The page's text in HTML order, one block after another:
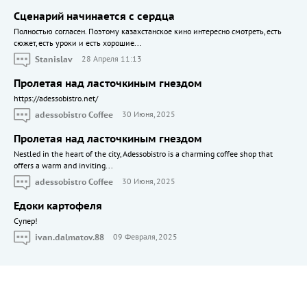
Сценарий начинается с сердца
Полностью согласен. Поэтому казахстанское кино интересно смотреть, есть
сюжет, есть уроки и есть хорошие...
Stanislav
28 Апреля 11:13
Пролетая над ласточкиным гнездом
https://adessobistro.net/
adessobistro Coffee
30 Июня, 2025
Пролетая над ласточкиным гнездом
Nestled in the heart of the city, Adessobistro is a charming coffee shop that
offers a warm and inviting...
adessobistro Coffee
30 Июня, 2025
Едоки картофеля
Cупер!
ivan.dalmatov.88
09 Февраля, 2025